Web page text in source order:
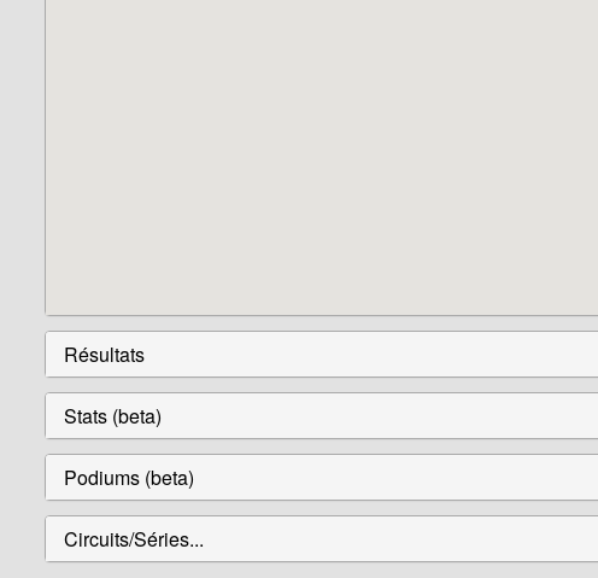
Résultats
Stats (beta)
Podiums (beta)
Circuits/Séries...